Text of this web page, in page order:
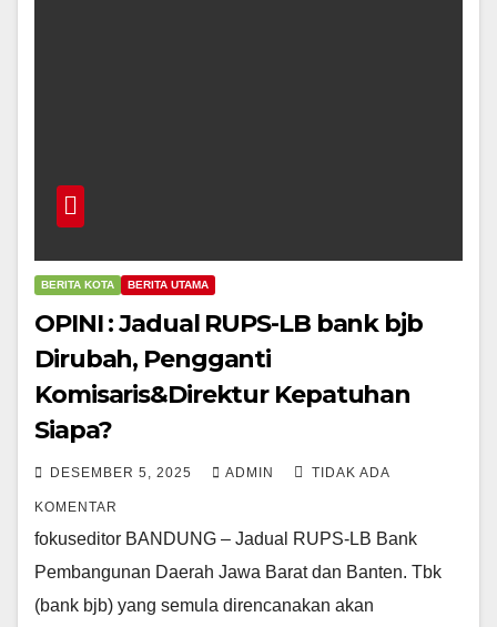
BERITA KOTA BERITA UTAMA
OPINI : Jadual RUPS-LB bank bjb
Dirubah, Pengganti
Komisaris&Direktur Kepatuhan
Siapa?
DESEMBER 5, 2025 ADMIN TIDAK ADA
KOMENTAR
fokuseditor BANDUNG – Jadual RUPS-LB Bank
Pembangunan Daerah Jawa Barat dan Banten. Tbk
(bank bjb) yang semula direncanakan akan